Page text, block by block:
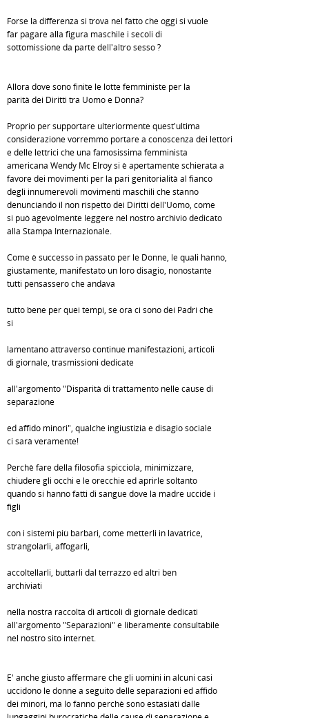
Forse la differenza si trova nel fatto che oggi si vuole
far pagare alla figura maschile i secoli di
sottomissione da parte dell'altro sesso ?
Allora dove sono finite le lotte femministe per la
parità dei Diritti tra Uomo e Donna?
Proprio per supportare ulteriormente quest'ultima
considerazione vorremmo portare a conoscenza dei lettori
e delle lettrici che una famosissima femminista
americana Wendy Mc Elroy si è apertamente schierata a
favore dei movimenti per la pari genitorialità al fianco
degli innumerevoli movimenti maschili che stanno
denunciando il non rispetto dei Diritti dell'Uomo, come
si può agevolmente leggere nel nostro archivio dedicato
alla Stampa Internazionale.
Come è successo in passato per le Donne, le quali hanno,
giustamente, manifestato un loro disagio, nonostante
tutti pensassero che andava
tutto bene per quei tempi, se ora ci sono dei Padri che
si
lamentano attraverso continue manifestazioni, articoli
di giornale, trasmissioni dedicate
all'argomento "Disparità di trattamento nelle cause di
separazione
ed affido minori", qualche ingiustizia e disagio sociale
ci sarà veramente!
Perchè fare della filosofia spicciola, minimizzare,
chiudere gli occhi e le orecchie ed aprirle soltanto
quando si hanno fatti di sangue dove la madre uccide i
figli
con i sistemi più barbari, come metterli in lavatrice,
strangolarli, affogarli,
accoltellarli, buttarli dal terrazzo ed altri ben
archiviati
nella nostra raccolta di articoli di giornale dedicati
all'argomento "Separazioni" e liberamente consultabile
nel nostro sito internet.
E' anche giusto affermare che gli uomini in alcuni casi
uccidono le donne a seguito delle separazioni ed affido
dei minori, ma lo fanno perchè sono estasiati dalle